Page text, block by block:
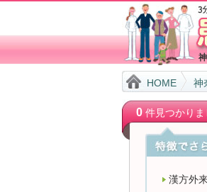
HOME 神
0件見つかりま
漢方外